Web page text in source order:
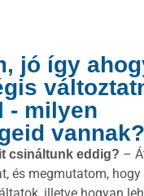
jó így
- milyen
vannak?
csináltunk eddig? –
és megmutatom, hogy